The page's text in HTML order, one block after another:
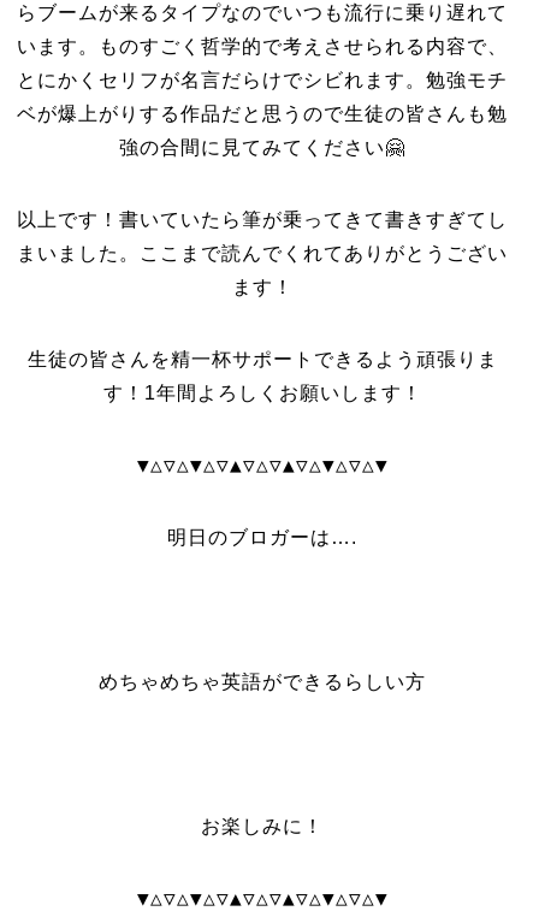
らブームが来るタイプなのでいつも流行に乗り遅れて
います。ものすごく哲学的で考えさせられる内容で、
とにかくセリフが名言だらけでシビれます。勉強モチ
ベが爆上がりする作品だと思うので生徒の皆さんも勉
強の合間に見てみてください🤗
以上です！書いていたら筆が乗ってきて書きすぎてし
まいました。ここまで読んでくれてありがとうござい
ます！
生徒の皆さんを精一杯サポートできるよう頑張りま
す！1年間よろしくお願いします！
▼△▽△▼△▽▲▽△▽▲▽△▼△▽△▼
明日のブロガーは….
めちゃめちゃ英語ができるらしい方
お楽しみに！
▼△▽△▼△▽▲▽△▽▲▽△▼△▽△▼